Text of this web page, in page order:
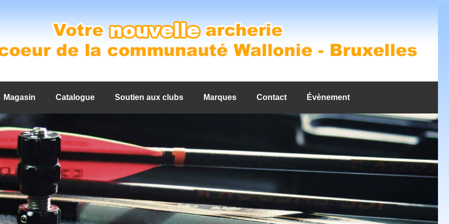
Magasin Catalogue Soutien aux clubs Marques Contact Évènement